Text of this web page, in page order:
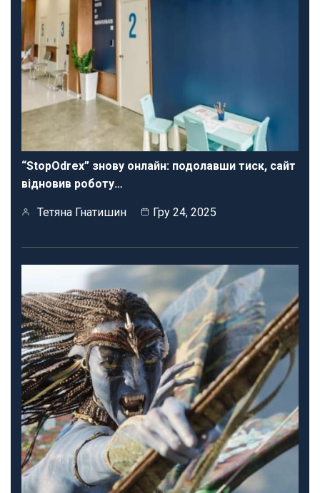
“StopOdrex” знову онлайн: подолавши тиск, сайт
відновив роботу…
Тетяна Гнатишин Гру 24, 2025